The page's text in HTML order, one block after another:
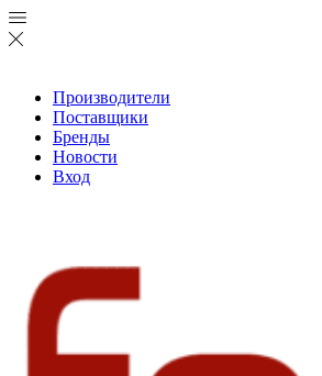
Производители
Поставщики
Бренды
Новости
Вход